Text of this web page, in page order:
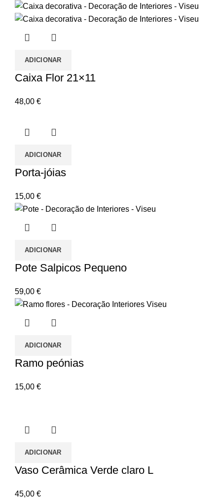
ADICIONAR
Caixa Flor 21×11
48,00 €
ADICIONAR
Porta-jóias
15,00 €
ADICIONAR
Pote Salpicos Pequeno
59,00 €
ADICIONAR
Ramo peónias
15,00 €
ADICIONAR
Vaso Cerâmica Verde claro L
45,00 €